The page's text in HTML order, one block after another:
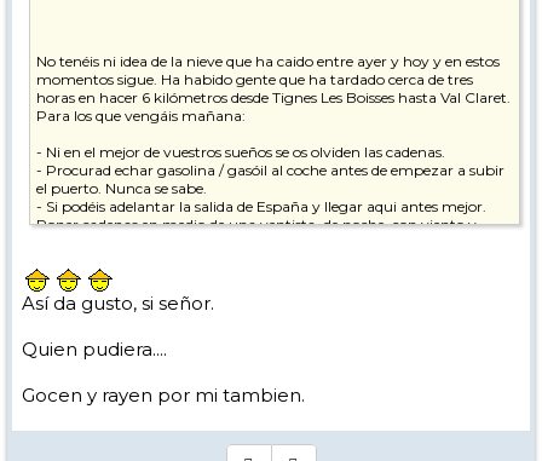
No tenéis ni idea de la nieve que ha caido entre ayer y hoy y en estos
momentos sigue. Ha habido gente que ha tardado cerca de tres
horas en hacer 6 kilómetros desde Tignes Les Boisses hasta Val Claret.
Para los que vengáis mañana:
- Ni en el mejor de vuestros sueños se os olviden las cadenas.
- Procurad echar gasolina / gasóil al coche antes de empezar a subir
el puerto. Nunca se sabe.
- Si podéis adelantar la salida de España y llegar aqui antes mejor.
Poner cadenas en medio de una ventista, de noche, con viento y
Para aquellos que no tengáis guía en la estación, procurad enteraos
bien de dónde os tenéis que presentar. Si alguno está perdido y no
recepción del edificio Schuss durante casi toda la noche, asi que
temporadas por delante y un abrazo desde Tignes.
Así da gusto, si señor.
Quien pudiera....
Gocen y rayen por mi tambien.